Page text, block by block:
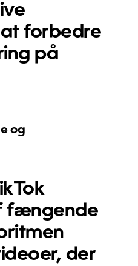
forbedre
på
og
fængende
der